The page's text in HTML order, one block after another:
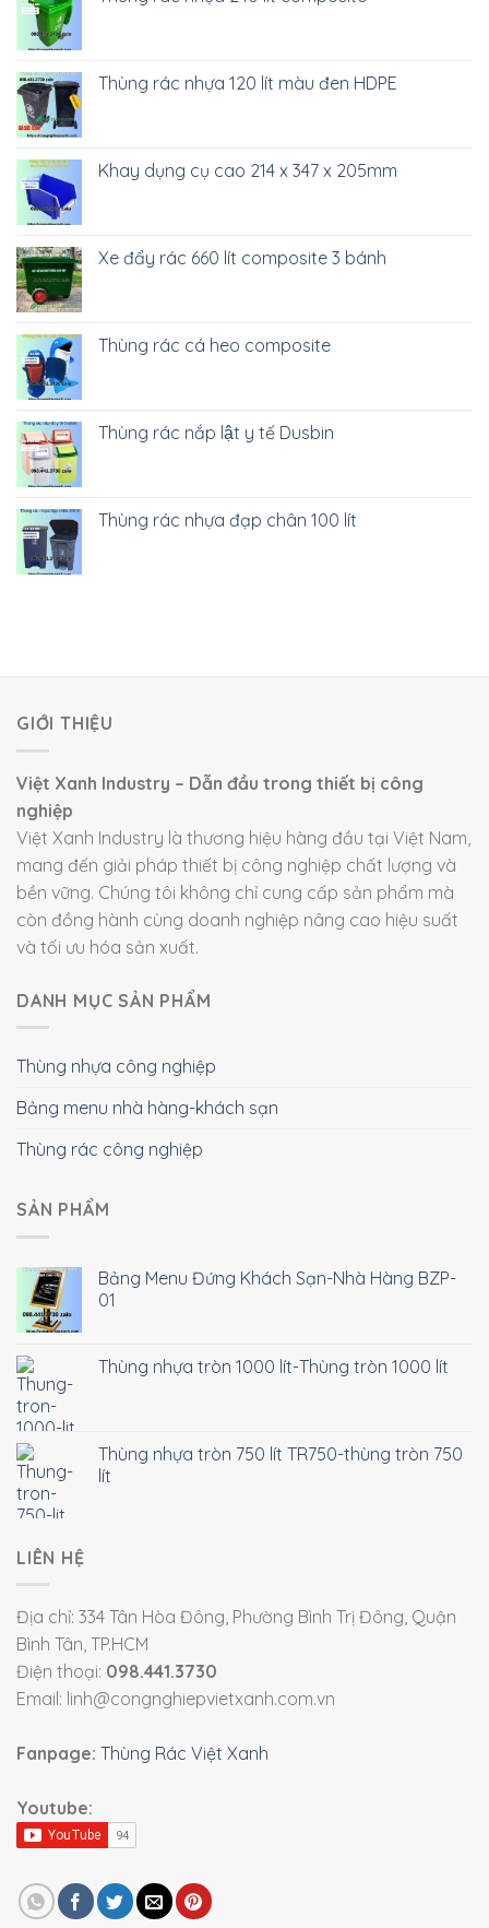
Thùng rác nhựa 120 lít màu đen HDPE
Khay dụng cụ cao 214 x 347 x 205mm
Xe đẩy rác 660 lít composite 3 bánh
Thùng rác cá heo composite
Thùng rác nắp lật y tế Dusbin
Thùng rác nhựa đạp chân 100 lít
GIỚI THIỆU
Việt Xanh Industry – Dẫn đầu trong thiết bị công
nghiệp
Việt Xanh Industry là thương hiệu hàng đầu tại Việt Nam,
mang đến giải pháp thiết bị công nghiệp chất lượng và
bền vững. Chúng tôi không chỉ cung cấp sản phẩm mà
còn đồng hành cùng doanh nghiệp nâng cao hiệu suất
và tối ưu hóa sản xuất.
DANH MỤC SẢN PHẨM
Thùng nhựa công nghiệp
Bảng menu nhà hàng-khách sạn
Thùng rác công nghiệp
SẢN PHẨM
Bảng Menu Đứng Khách Sạn-Nhà Hàng BZP-
01
Thùng nhựa tròn 1000 lít-Thùng tròn 1000 lít
Thùng nhựa tròn 750 lít TR750-thùng tròn 750
lít
LIÊN HỆ
Địa chỉ: 334 Tân Hòa Đông, Phường Bình Trị Đông, Quận
Bình Tân, TP.HCM
Điện thoại: 098.441.3730
Email: linh@congnghiepvietxanh.com.vn
Fanpage: Thùng Rác Việt Xanh
Youtube: